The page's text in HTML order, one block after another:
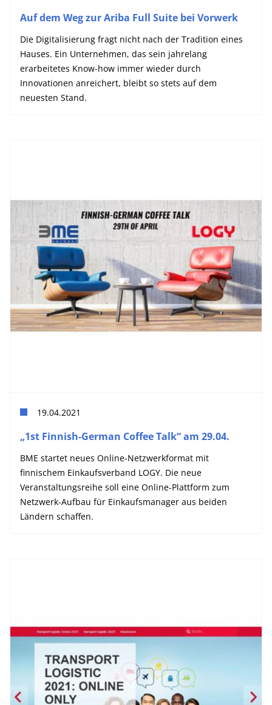
Auf dem Weg zur Ariba Full Suite bei Vorwerk
Die Digitalisierung fragt nicht nach der Tradition eines
Hauses. Ein Unternehmen, das sein jahrelang
erarbeitetes Know-how immer wieder durch
Innovationen anreichert, bleibt so stets auf dem
neuesten Stand.
19.04.2021
„1st Finnish-German Coffee Talk“ am 29.04.
BME startet neues Online-Netzwerkformat mit
finnischem Einkaufsverband LOGY. Die neue
Veranstaltungsreihe soll eine Online-Plattform zum
Netzwerk-Aufbau für Einkaufsmanager aus beiden
Ländern schaffen.